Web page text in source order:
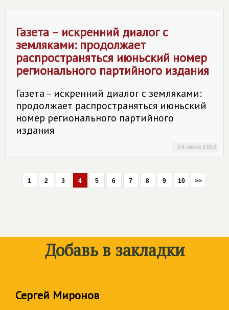
Газета – искренний диалог с
земляками: продолжает
распространяться июньский номер
регионального партийного издания
Газета – искренний диалог с земляками:
продолжает распространяться июньский
номер регионального партийного
издания
24 июня 2026
1 2 3 4 5 6 7 8 9 10 >>
Добавь в закладки
Сергей Миронов